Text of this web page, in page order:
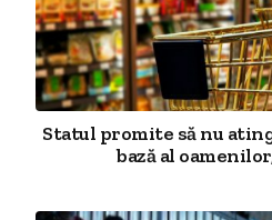
Statul promite să nu
bază al